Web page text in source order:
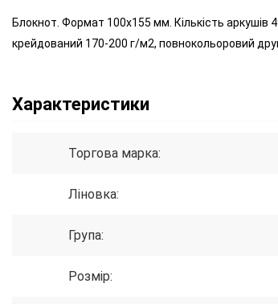
Блокнот. Формат 100х155 мм. Кількість аркушів
крейдований 170-200 г/м2, повнокольоровий
Характеристики
Торгова марка:
Ліновка:
Група:
Розмір: